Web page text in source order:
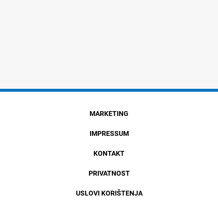
MARKETING
IMPRESSUM
KONTAKT
PRIVATNOST
USLOVI KORIŠTENJA